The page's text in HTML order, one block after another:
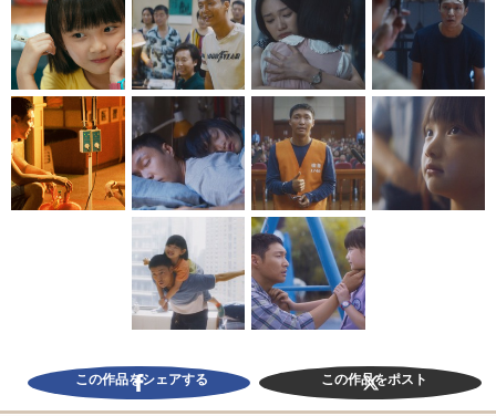
この作品をシェアする この作品をポスト